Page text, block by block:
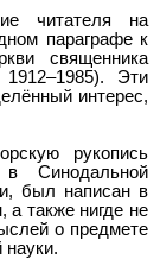
читателя на
параграфе к
священника
Эти
интерес,
рукопись
Синодальной
был написан в
а также нигде не
о предмете
науки.